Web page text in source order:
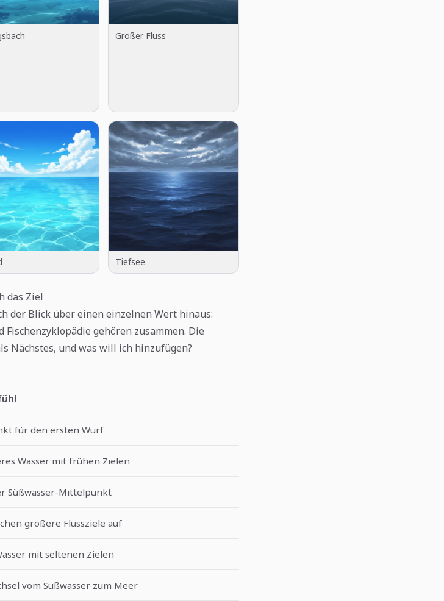
Großer Fluss
Tiefsee
das Ziel
der Blick über einen einzelnen Wert hinaus:
gehören zusammen. Die
Nächstes, und was will ich hinzufügen?
für den ersten Wurf
Wasser mit frühen Zielen
Süßwasser-Mittelpunkt
größere Flussziele auf
mit seltenen Zielen
vom Süßwasser zum Meer